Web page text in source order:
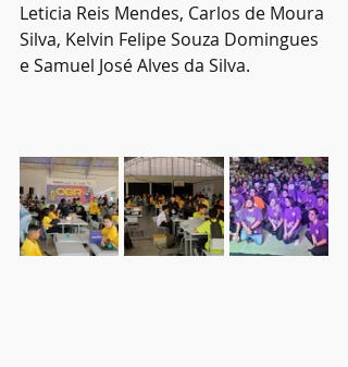
Leticia Reis Mendes, Carlos de Moura
Silva, Kelvin Felipe Souza Domingues
e Samuel José Alves da Silva.